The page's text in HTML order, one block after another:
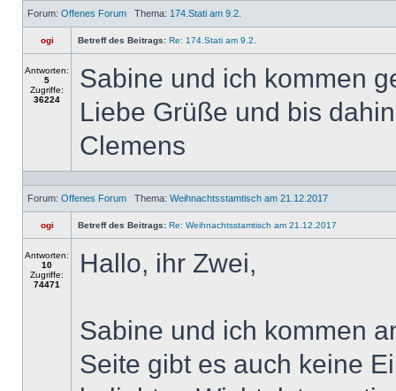
Forum: Offenes Forum Thema: 174.Stati am 9.2.
ogi Betreff des Beitrags: Re: 174.Stati am 9.2.
Antworten:
5
Zugriffe:
36224
Sabine und ich kommen
Liebe Grüße und bis dahin
Clemens
Forum: Offenes Forum Thema: Weihnachtsstamtisch am 21.12.2017
ogi Betreff des Beitrags: Re: Weihnachtsstamtisch am 21.12.2017
Antworten:
10
Zugriffe:
74471
Hallo, ihr Zwei,
Sabine und ich kommen
Seite gibt es auch keine